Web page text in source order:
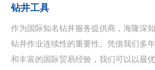
钻井工具
作为国际知名钻井服务提供商，海隆深
钻井作业连续性的重要性。凭借我们多
和丰富的国际贸易经验，我们可以以最